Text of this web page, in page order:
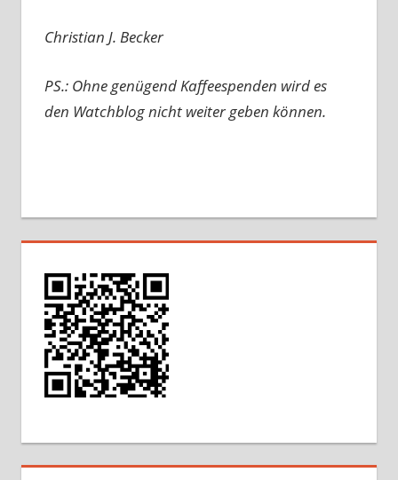
Christian J. Becker
PS.: Ohne genügend Kaffeespenden wird es
den Watchblog nicht weiter geben können.